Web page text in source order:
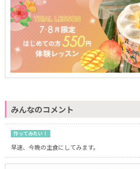
みんなのコメント
作ってみたい！
早速、今晩の主食にしてみます。